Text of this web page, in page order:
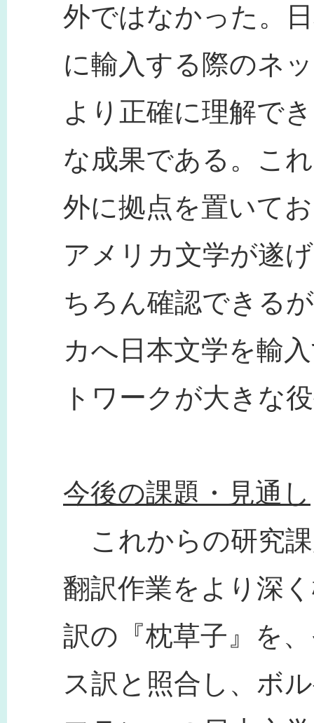
外ではなかった。
に輸入する際のネ
より正確に理解で
な成果である。こ
外に拠点を置いて
アメリカ文学が遂
ちろん確認できる
カへ日本文学を輸
トワークが大きな
今後の課題・見通し
これからの研究
翻訳作業をより深
訳の『枕草子』を
ス訳と照合し、ボ